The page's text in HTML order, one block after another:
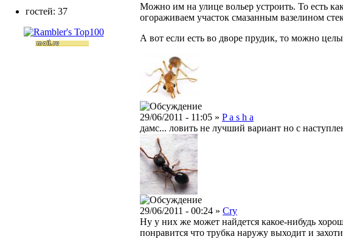
Можно им на улице вольер устроить. То есть
огораживаем участок смазанным вазелином
А вот если есть во дворе прудик, то можно
29/06/2011 - 11:05 » P a s h a
дамс... ловить не лучший вариант но с
29/06/2011 - 00:24 » Cry
Ну у них же может найдется какое-нибудь
понравится что трубка наружу выходит и
гостей: 37